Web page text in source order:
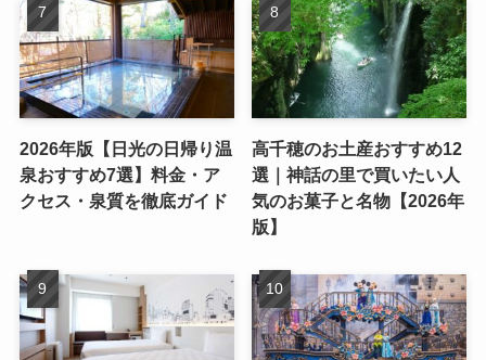
2026年版【日光の日帰り温
泉おすすめ7選】料金・ア
クセス・泉質を徹底ガイド
高千穂のお土産おすすめ12
選｜神話の里で買いたい人
気のお菓子と名物【2026年
版】